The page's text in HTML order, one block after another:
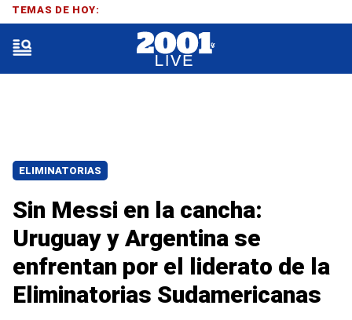
ELIMINATORIAS
Sin Messi en la cancha:
Uruguay y Argentina se
enfrentan por el liderato de la
Eliminatorias Sudamericanas
TEMAS DE HOY: